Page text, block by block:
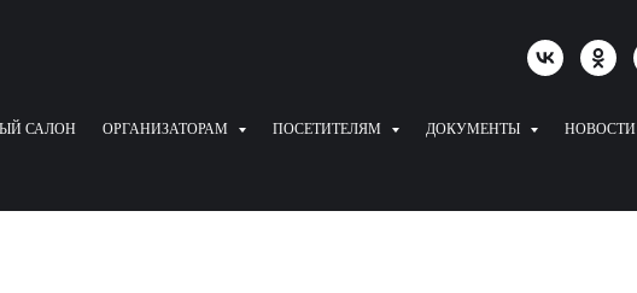
САЛОН ОРГАНИЗАТОРАМ ПОСЕТИТЕЛЯМ ДОКУМЕНТЫ НОВОСТИ